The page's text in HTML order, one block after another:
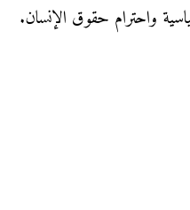
واحترام حقوق الإنسان.